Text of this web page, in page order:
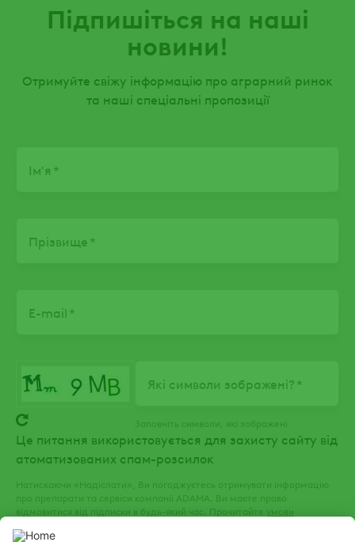
Підпишіться на наші
новини!
Отримуйте свіжу інформацію про аграрний ринок
та наші спеціальні пропозиції
Ім'я
Прізвище
E-mail
Які символи зображені?
Заповніть символи, які зображені
Це питання використовується для захисту сайту від
атоматизованих спам-розсилок
Натискаючи «Надіслати», Ви погоджуєтесь отримувати інформацію
про препарати та сервіси компанії ADAMA. Ви маєте право
відмовитися від підписки в будь-який час. Прочитайте умови